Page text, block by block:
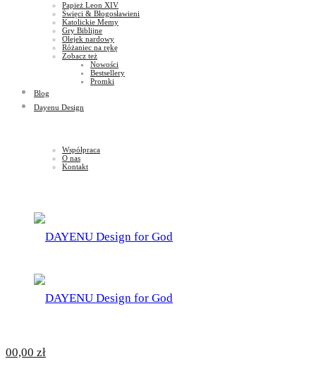
Papież Leon XIV
Święci & Błogosławieni
Katolickie Memy
Gry Biblijne
Olejek nardowy
Różaniec na rękę
Zobacz też
Nowości
Bestsellery
Promki
Blog
Dayenu Design
Współpraca
O nas
Kontakt
00,00 zł